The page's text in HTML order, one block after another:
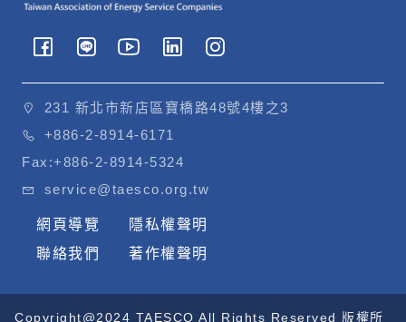
231 新北市新店區寶橋路48號4樓之3
+886-2-8914-6171
Fax:+886-2-8914-5324
service@taesco.org.tw
網頁導覽
聯絡我們
隱私權聲明
著作權聲明
Copyright@2024 TAESCO All Rights Reserved 版權所